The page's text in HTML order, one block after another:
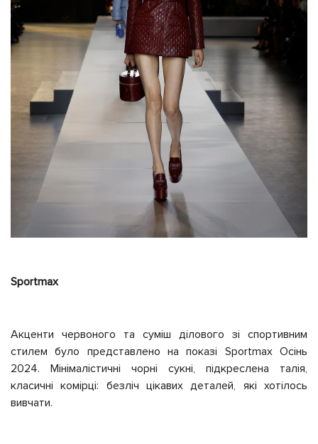
Sportmax
Акценти червоного та суміш ділового зі спортивним
стилем було представлено на показі Sportmax Осінь
2024. Мінімалістичні чорні сукні, підкреслена талія,
класичні комірці: безліч цікавих деталей, які хотілось
вивчати.